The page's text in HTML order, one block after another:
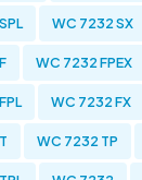
WC 7232 SX
WC 7232 FPEX
WC 7232 FX
WC 7232 TP